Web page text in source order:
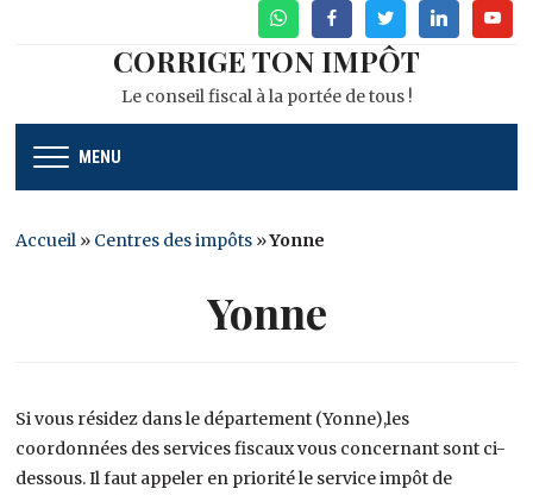
WhatsAppFacebookTwitterLinkedin
CORRIGE TON IMPÔT
Le conseil fiscal à la portée de tous !
MENU
Accueil » Centres des impôts »Yonne
Yonne
Si vous résidez dans le département (Yonne),les
coordonnées des services fiscaux vous concernant sont ci-
dessous. Il faut appeler en priorité le service impôt de